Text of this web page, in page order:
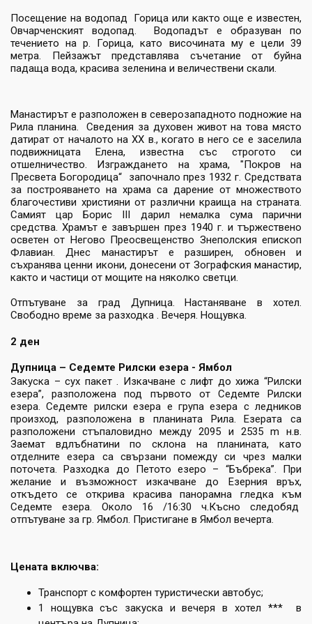
Посещение на водопад Горица или както още е известен,
Овчарченският водопад. Водопадът е образуван по
течението на р. Горица, като височината му е цели 39
метра. Пейзажът представлява съчетание от буйна
падаща вода, красива зеленина и величествени скали.
Манастирът е разположен в северозападното подножие на
Рила планина. Сведения за духовен живот на това място
датират от началото на XX в., когато в него се е заселила
подвижницата Елена, известна със строгото си
отшелничество. Изграждането на храма, "Покров на
Пресвета Богородица“ започнало през 1932 г. Средствата
за построяването на храма са дарение от множеството
благочестиви християни от различни краища на страната.
Самият цар Борис III дарил немалка сума парични
средства. Храмът е завършен през 1940 г. и тържествено
осветен от Негово Преосвещенство Знеполския епископ
Флавиан. Днес манастирът е разширен, обновен и
съхранява ценни икони, донесени от Зографския манастир,
както и частици от мощите на няколко светци.
Отпътуване за град Дупница. Настаняване в хотел.
Свободно време за разходка . Вечеря. Нощувка.
2 ден
Дупница – Седемте Рилски езера - Ямбол
Закуска – сух пакет . Изкачване с лифт до хижа “Рилски
езера”, разположена под първото от Седемте Рилски
езера. Седемте рилски езера е група езера с ледников
произход, разположена в планината Рила. Езерата са
разположени стъпаловидно между 2095 и 2535 m н.в.
Заемат вдлъбнатини по склона на планината, като
отделните езера са свързани помежду си чрез малки
поточета. Разходка до Петото езеро – “Бъбрека”. При
желание и възможност изкачване до Езерния връх,
откъдето се открива красива панорамна гледка към
Седемте езера. Около 16 /16:30 ч.Късно следобяд
отпътуване за гр. Ямбол. Пристигане в Ямбол вечерта.
Цената включва:
Транспорт с комфортен туристически автобус;
1 нощувка със закуска и вечеря в хотел *** в